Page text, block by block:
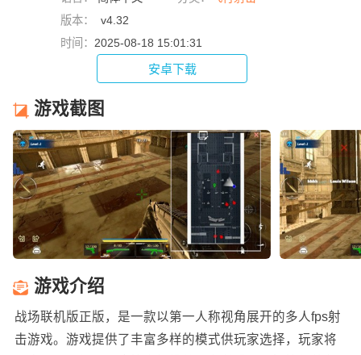
版本：
v4.32
时间： 2025-08-18 15:01:31
安卓下载
游戏截图
游戏介绍
战场联机版正版，是一款以第一人称视角展开的多人fps射
击游戏。游戏提供了丰富多样的模式供玩家选择，玩家将